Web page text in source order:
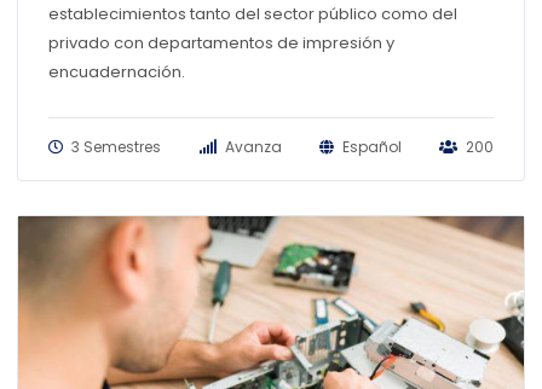
establecimientos tanto del sector público como del
privado con departamentos de impresión y
encuadernación.
3 Semestres Avanza Español 200